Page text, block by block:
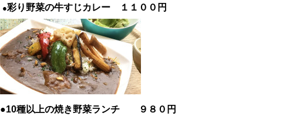
●彩り野菜の牛すじカレー １１００円
●10種以上の焼き野菜ランチ ９８０円